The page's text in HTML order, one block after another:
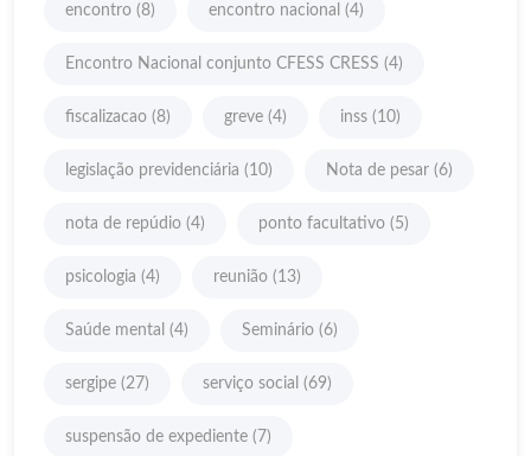
encontro (8) encontro nacional (4)
Encontro Nacional conjunto CFESS CRESS (4)
fiscalizacao (8) greve (4) inss (10)
legislação previdenciária (10) Nota de pesar (6)
nota de repúdio (4) ponto facultativo (5)
psicologia (4) reunião (13)
Saúde mental (4) Seminário (6)
sergipe (27) serviço social (69)
suspensão de expediente (7)